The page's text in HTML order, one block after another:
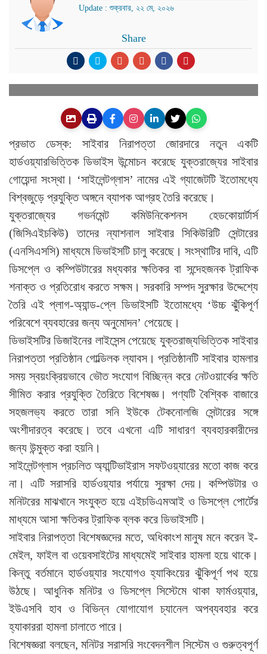
Update : শুক্রবার, ২২ মে, ২০২৬
Share
প্রভাত ডেস্ক: সাইবার নিরাপত্তা জোরদারে নতুন একটি
হার্ডওয়্যারভিত্তিক ডিভাইস উন্মোচন করেছে যুক্তরাজ্যের সাইবার
গোয়েন্দা সংস্থা। ‘সাইলেন্টগ্লাস’ নামের এই গ্যাজেটটি ইতোমধ্যে
বিশ্বজুড়ে প্রযুক্তি অঙ্গনে ব্যাপক আগ্রহ তৈরি করেছে।
যুক্তরাজ্যের গভর্নমেন্ট কমিউনিকেশনস হেডকোয়ার্টার্স
(জিসিএইচকিউ) তাদের ন্যাশনাল সাইবার সিকিউরিটি সেন্টারের
(এনসিএসসি) মাধ্যমে ডিভাইসটি চালু করেছে। সংস্থাটির দাবি, এটি
ডিসপ্লে ও কম্পিউটারের মধ্যকার ক্ষতিকর বা সন্দেহজনক ট্রাফিক
শনাক্ত ও প্রতিরোধ করতে সক্ষম। সরকারি সম্পদ সুরক্ষার উদ্দেশ্যে
তৈরি এই প্লাগ-অ্যান্ড-প্লে ডিভাইসটি ইতোমধ্যে ‘উচ্চ ঝুঁকিপূর্ণ
পরিবেশে ব্যবহারের জন্য অনুমোদন’ পেয়েছে।
ডিভাইসটির ডিজাইনের লাইসেন্স পেয়েছে যুক্তরাজ্যভিত্তিক সাইবার
নিরাপত্তা প্রতিষ্ঠান গোল্ডিলক ল্যাবস। প্রতিষ্ঠানটি সাইবার হামলার
সময় স্বয়ংক্রিয়ভাবে ভৌত সংযোগ বিচ্ছিন্ন করে নেটওয়ার্কের ক্ষতি
সীমিত করার প্রযুক্তি তৈরিতে বিশেষজ্ঞ। পণ্যটি বৈশ্বিক বাজারে
সহজলভ্য করতে তারা সনি ইউকে টেকনোলজি সেন্টারের সঙ্গে
অংশীদারত্ব করেছে। তবে এখনো এটি সাধারণ ব্যবহারকারীদের
জন্য উন্মুক্ত করা হয়নি।
সাইলেন্টগ্লাস প্রচলিত অ্যান্টিভাইরাস সফটওয়্যারের মতো কাজ করে
না। এটি সরাসরি হার্ডওয়্যার পর্যায়ে সুরক্ষা দেয়। কম্পিউটার ও
মনিটরের মাঝখানে সংযুক্ত হয়ে এইচডিএমআই ও ডিসপ্লে পোর্টের
মাধ্যমে আসা ক্ষতিকর ট্রাফিক ব্লক করে ডিভাইসটি।
সাইবার নিরাপত্তা বিশেষজ্ঞদের মতে, অধিকাংশ মানুষ মনে করেন ই-
মেইল, ফাইল বা ওয়েবসাইটের মাধ্যমেই সাইবার হামলা হয়ে থাকে।
কিন্তু বর্তমানে হার্ডওয়্যার সংযোগও হ্যাকিংয়ের ঝুঁকিপূর্ণ পথ হয়ে
উঠছে। আধুনিক মনিটর ও ডিসপ্লে সিস্টেমে থাকা ফার্মওয়্যার,
ইউএসবি হাব ও বিভিন্ন যোগাযোগ চ্যানেল অপব্যবহার করে
হ্যাকাররা হামলা চালাতে পারে।
বিশেষজ্ঞরা বলছেন, মনিটর সরাসরি সংবেদনশীল সিস্টেম ও গুরুত্বপূর্ণ